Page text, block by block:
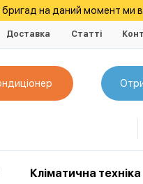
на даний момент ми
Доставка Статті
Кліматична техніка